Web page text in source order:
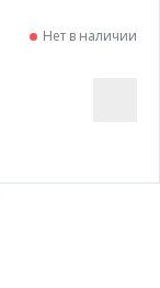
Нет в наличии